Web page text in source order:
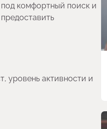
комфортный поиск и
уровень активности и